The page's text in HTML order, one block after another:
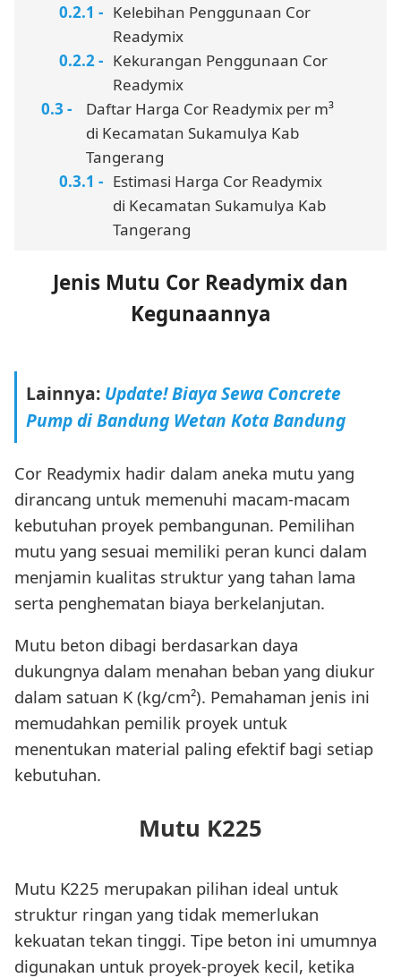
Kelebihan Penggunaan Cor
Readymix
Kekurangan Penggunaan Cor
Readymix
Daftar Harga Cor Readymix per m³
di Kecamatan Sukamulya Kab
Tangerang
Estimasi Harga Cor Readymix
di Kecamatan Sukamulya Kab
Tangerang
Jenis Mutu Cor Readymix dan
Kegunaannya
Lainnya: Update! Biaya Sewa Concrete
Pump di Bandung Wetan Kota Bandung
Cor Readymix hadir dalam aneka mutu yang
dirancang untuk memenuhi macam-macam
kebutuhan proyek pembangunan. Pemilihan
mutu yang sesuai memiliki peran kunci dalam
menjamin kualitas struktur yang tahan lama
serta penghematan biaya berkelanjutan.
Mutu beton dibagi berdasarkan daya
dukungnya dalam menahan beban yang diukur
dalam satuan K (kg/cm²). Pemahaman jenis ini
memudahkan pemilik proyek untuk
menentukan material paling efektif bagi setiap
kebutuhan.
Mutu K225
Mutu K225 merupakan pilihan ideal untuk
struktur ringan yang tidak memerlukan
kekuatan tekan tinggi. Tipe beton ini umumnya
digunakan untuk proyek-proyek kecil, ketika